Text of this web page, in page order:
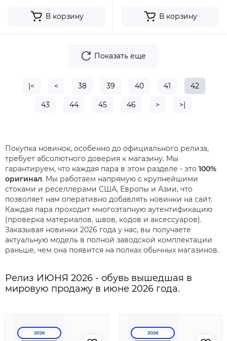
В корзину В корзину
Показать еще
|< < 38 39 40 41 42
43 44 45 46 > >|
Покупка новинок, особенно до официального релиза,
требует абсолютного доверия к магазину. Мы
гарантируем, что каждая пара в этом разделе - это 100%
оригинал. Мы работаем напрямую с крупнейшими
стоками и реселлерами США, Европы и Азии, что
позволяет нам оперативно добавлять новинки на сайт.
Каждая пара проходит многоэтапную аутентификацию
(проверка материалов, швов, кодов и аксессуаров).
Заказывая новинки 2026 года у нас, вы получаете
актуальную модель в полной заводской комплектации
раньше, чем она появится на полках обычных магазинов.
Релиз ИЮНЯ 2026 - обувь вышедшая в
мировую продажу в июне 2026 года.
2026 2026